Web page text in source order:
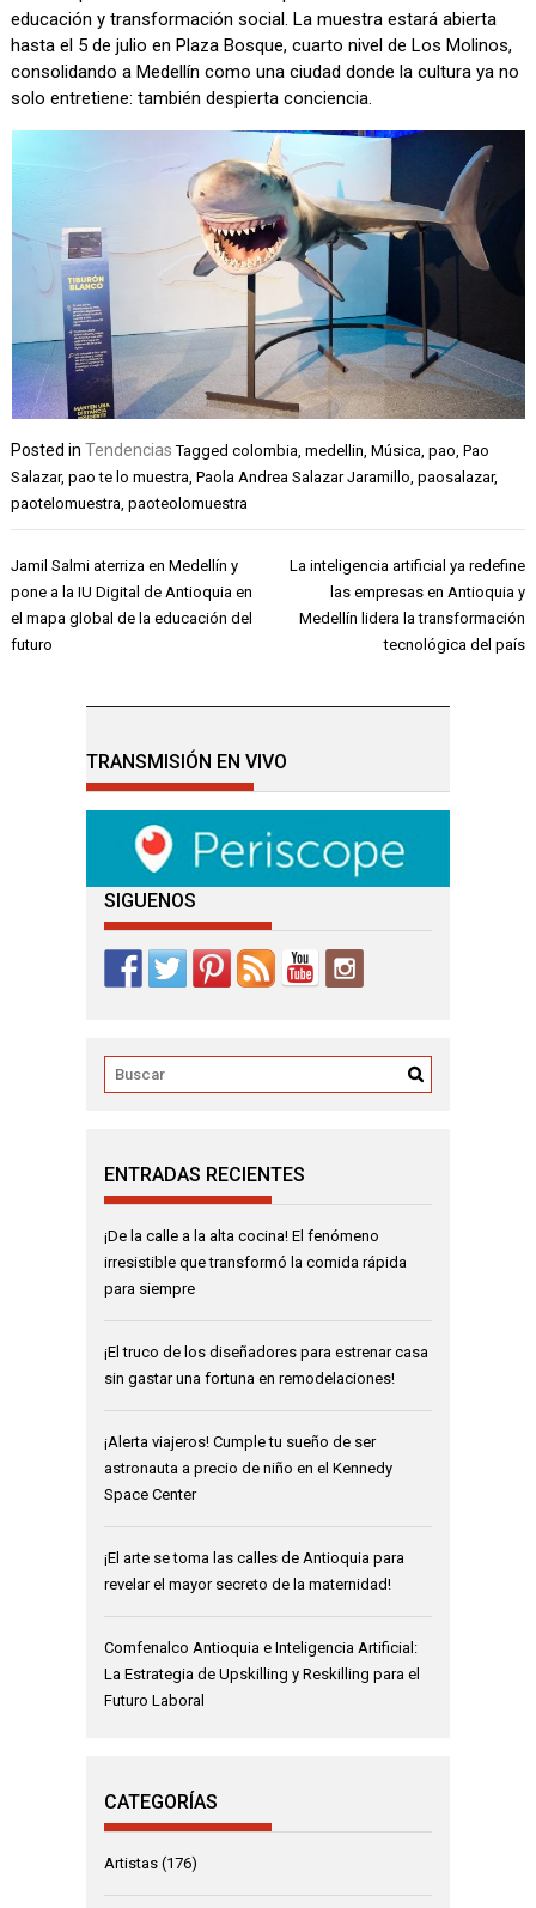
educación y transformación social. La muestra estará abierta
hasta el 5 de julio en Plaza Bosque, cuarto nivel de Los Molinos,
consolidando a Medellín como una ciudad donde la cultura ya no
solo entretiene: también despierta conciencia.
Posted inTendencias Taggedcolombia ,medellin ,Música ,pao ,Pao
Salazar,pao te lo muestra ,Paola Andrea Salazar Jaramillo ,paosalazar,
paotelomuestra ,paoteolomuestra
Navegación
de
entradas
Jamil Salmi aterriza en Medellín y
pone a la IU Digital de Antioquia en
el mapa global de la educación del
futuro
La inteligencia artificial ya redefine
las empresas en Antioquia y
Medellín lidera la transformación
tecnológica del país
TRANSMISIÓN EN VIVO
SIGUENOS
ENTRADAS RECIENTES
¡De la calle a la alta cocina! El fenómeno
irresistible que transformó la comida rápida
para siempre
¡El truco de los diseñadores para estrenar casa
sin gastar una fortuna en remodelaciones!
¡Alerta viajeros! Cumple tu sueño de ser
astronauta a precio de niño en el Kennedy
Space Center
¡El arte se toma las calles de Antioquia para
revelar el mayor secreto de la maternidad!
Comfenalco Antioquia e Inteligencia Artificial:
La Estrategia de Upskilling y Reskilling para el
Futuro Laboral
CATEGORÍAS
Artistas (176)